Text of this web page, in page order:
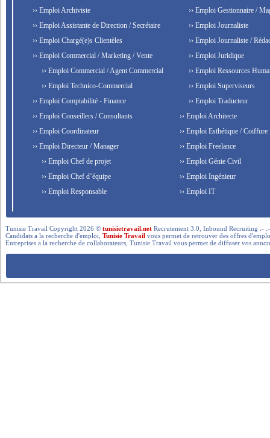
›› Emploi Archiviste
›› Emploi Assistante de Direction / Secrétaire
›› Emploi Chargé(e)s Clientèles
›› Emploi Commercial / Marketing / Vente
›› Emploi Commercial / Agent Commercial
›› Emploi Technico-Commercial
›› Emploi Comptabilité - Finance
›› Emploi Conseillers / Consultants
›› Emploi Coordinateur
›› Emploi Directeur / Manager
›› Emploi Chef de projet
›› Emploi Chef d’équipe
›› Emploi Responsable
›› Emploi Gestionnaire /
›› Emploi Journaliste
›› Emploi Journaliste /
›› Emploi Juridique
›› Emploi Ressources
›› Emploi Superviseurs
›› Emploi Traducteur
›› Emploi Architecte
›› Emploi Esthétique / Coiffure
›› Emploi Freelance
›› Emploi Génie Civil
›› Emploi Ingénieur
›› Emploi IT
Tunisie Travail Copyright 2026 ©tunisietravail.net Recrutement 3.0, Inbound Recruiting .-
Candidats a la recherche d'emploi,Tunisie Travail vous permet de retrouver des offres
Entreprises a la recherche de collaborateurs, Tunisie Travail vous permet de diffuser vos